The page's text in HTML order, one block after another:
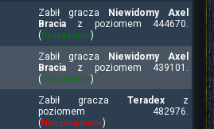
Zabił gracza
Niewidomy Axel
Bracia z poziomem 444670.
( Uzasadnione)
Zabił gracza
Niewidomy Axel
Bracia z poziomem 439101.
( Uzasadnione)
Zabił gracza Teradex z
poziomem 482976.
( Nieuzasadnione)